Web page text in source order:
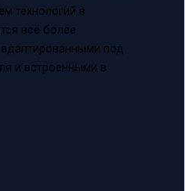
технологий в
всё более
под
и встроенными в